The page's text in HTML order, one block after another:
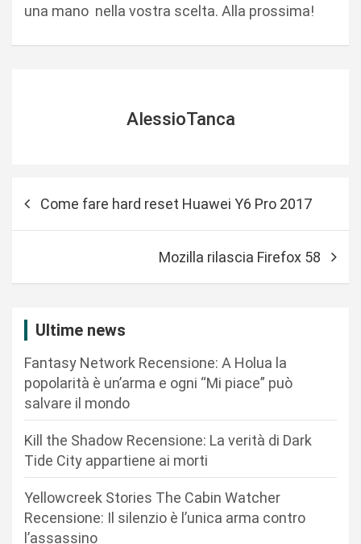
una mano nella vostra scelta. Alla prossima!
AlessioTanca
Come fare hard reset Huawei Y6 Pro 2017
Mozilla rilascia Firefox 58
Ultime news
Fantasy Network Recensione: A Holua la
popolarità è un’arma e ogni “Mi piace” può
salvare il mondo
Kill the Shadow Recensione: La verità di Dark
Tide City appartiene ai morti
Yellowcreek Stories The Cabin Watcher
Recensione: Il silenzio è l’unica arma contro
l’assassino